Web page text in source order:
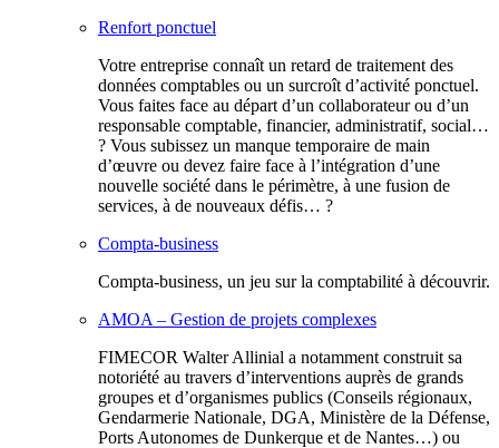
Renfort ponctuel
Votre entreprise connaît un retard de traitement des
données comptables ou un surcroît d’activité ponctuel.
Vous faites face au départ d’un collaborateur ou d’un
responsable comptable, financier, administratif, social…
? Vous subissez un manque temporaire de main
d’œuvre ou devez faire face à l’intégration d’une
nouvelle société dans le périmètre, à une fusion de
services, à de nouveaux défis… ?
Compta-business
Compta-business, un jeu sur la comptabilité à découvrir.
AMOA – Gestion de projets complexes
FIMECOR Walter Allinial a notamment construit sa
notoriété au travers d’interventions auprès de grands
groupes et d’organismes publics (Conseils régionaux,
Gendarmerie Nationale, DGA, Ministère de la Défense,
Ports Autonomes de Dunkerque et de Nantes…) ou